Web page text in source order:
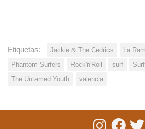
Etiquetas: Jackie & The Cedrics
La
Phantom Surfers
Rock'n'Roll surf
The Untamed Youth
valencia